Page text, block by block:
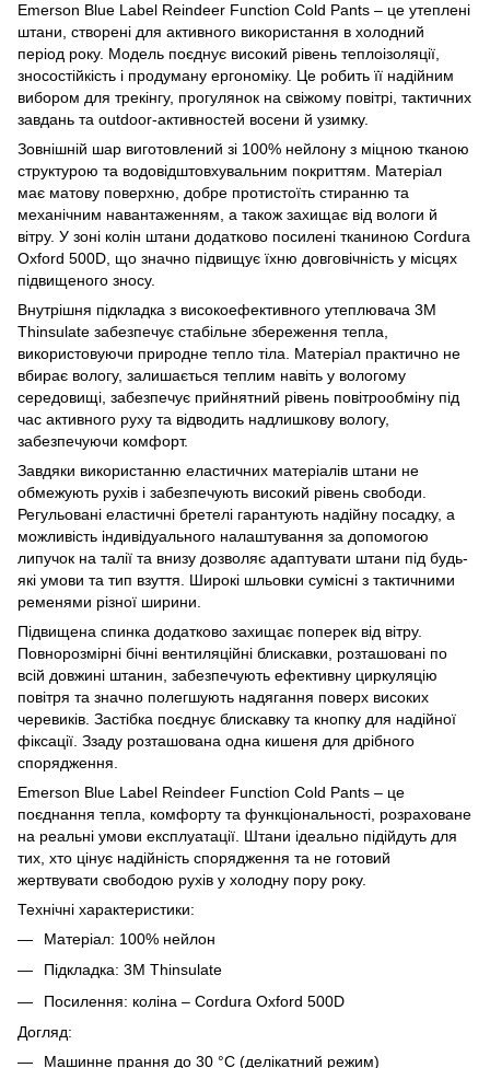
Emerson Blue Label Reindeer Function Cold Pants – це утеплені
штани, створені для активного використання в холодний
період року. Модель поєднує високий рівень теплоізоляції,
зносостійкість і продуману ергономіку. Це робить її надійним
вибором для трекінгу, прогулянок на свіжому повітрі, тактичних
завдань та outdoor-активностей восени й узимку.
Зовнішній шар виготовлений зі 100% нейлону з міцною тканою
структурою та водовідштовхувальним покриттям. Матеріал
має матову поверхню, добре протистоїть стиранню та
механічним навантаженням, а також захищає від вологи й
вітру. У зоні колін штани додатково посилені тканиною Cordura
Oxford 500D, що значно підвищує їхню довговічність у місцях
підвищеного зносу.
Внутрішня підкладка з високоефективного утеплювача 3M
Thinsulate забезпечує стабільне збереження тепла,
використовуючи природне тепло тіла. Матеріал практично не
вбирає вологу, залишається теплим навіть у вологому
середовищі, забезпечує прийнятний рівень повітрообміну під
час активного руху та відводить надлишкову вологу,
забезпечуючи комфорт.
Завдяки використанню еластичних матеріалів штани не
обмежують рухів і забезпечують високий рівень свободи.
Регульовані еластичні бретелі гарантують надійну посадку, а
можливість індивідуального налаштування за допомогою
липучок на талії та внизу дозволяє адаптувати штани під будь-
які умови та тип взуття. Широкі шльовки сумісні з тактичними
ременями різної ширини.
Підвищена спинка додатково захищає поперек від вітру.
Повнорозмірні бічні вентиляційні блискавки, розташовані по
всій довжині штанин, забезпечують ефективну циркуляцію
повітря та значно полегшують надягання поверх високих
черевиків. Застібка поєднує блискавку та кнопку для надійної
фіксації. Ззаду розташована одна кишеня для дрібного
спорядження.
Emerson Blue Label Reindeer Function Cold Pants – це
поєднання тепла, комфорту та функціональності, розраховане
на реальні умови експлуатації. Штани ідеально підійдуть для
тих, хто цінує надійність спорядження та не готовий
жертвувати свободою рухів у холодну пору року.
Технічні характеристики:
Матеріал: 100% нейлон
Підкладка: 3M Thinsulate
Посилення: коліна – Cordura Oxford 500D
Догляд:
Машинне прання до 30 °C (делікатний режим)